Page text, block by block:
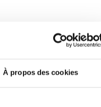
À propos des cookies